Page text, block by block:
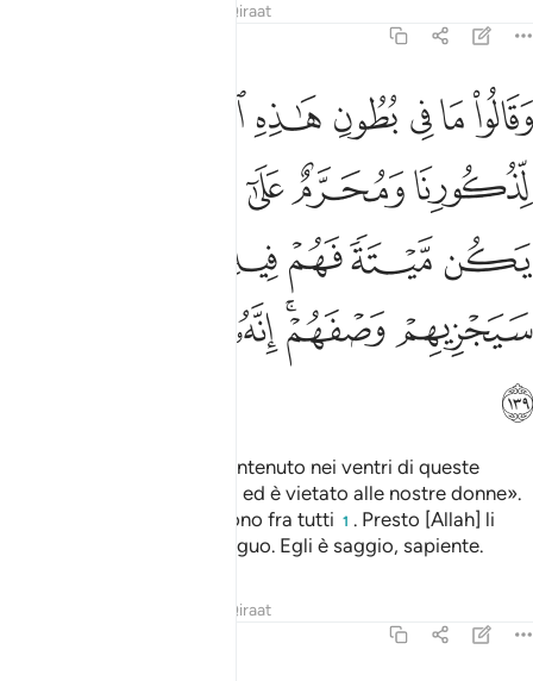
Qiraat
وقالوا ما في بطون هاذه الانعام خالصة لذكورنا ومحرم على ازواجنا
وَقَالُوا۟ مَا فِى بُطُونِ هَـٰذِهِ ٱلْأَنْعَـٰمِ خَالِصَةٌۭ لِّذُكُورِنَا وَمُحَرَّمٌ عَلَىٰٓ
ﱝﱞﱟﱠﱡﱢ
ﱤﱥﱦ
ﱪﱫﱬﱭ
ﱰﱱﱲﱳ
ﱶ
E dicono: «Quello che è contenuto nei ventri di queste
bestie è per i nostri maschi ed è vietato alle nostre donne».
E se nasce morto, lo dividono fra tutti 1 . Presto [Allah] li
compenserà dei loro distinguo. Egli è saggio, sapiente.
Qiraat